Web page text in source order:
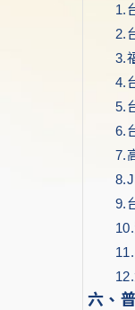
1.台
2.台
3.福
4.台
5.台
6.台
7.高
8.JR
9.台
10.凱
11.晶
12.
六、